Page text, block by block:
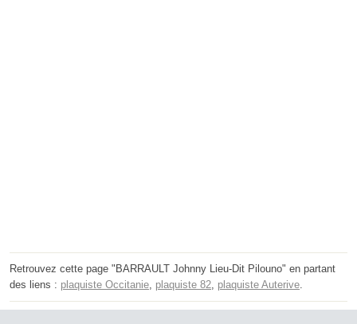
Retrouvez cette page "BARRAULT Johnny Lieu-Dit Pilouno" en partant
des liens : plaquiste Occitanie, plaquiste 82, plaquiste Auterive.